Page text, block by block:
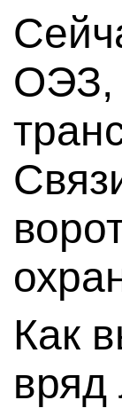
ОЭЗ,
Как
вряд